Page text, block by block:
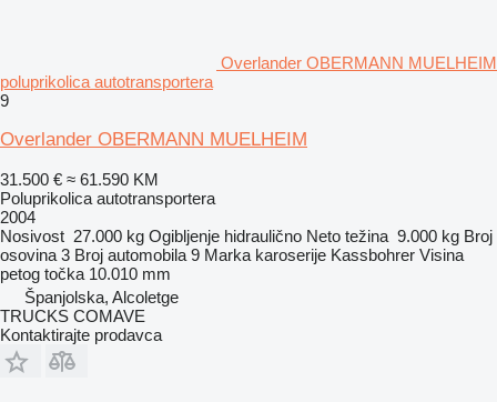
Overlander OBERMANN MUELHEIM
poluprikolica autotransportera
9
Overlander OBERMANN MUELHEIM
31.500 € ≈ 61.590 KM
Poluprikolica autotransportera
2004
Nosivost 27.000 kg Ogibljenje hidraulično Neto težina 9.000 kg Broj
osovina 3 Broj automobila 9 Marka karoserije Kassbohrer Visina
petog točka 10.010 mm
Španjolska, Alcoletge
TRUCKS COMAVE
Kontaktirajte prodavca